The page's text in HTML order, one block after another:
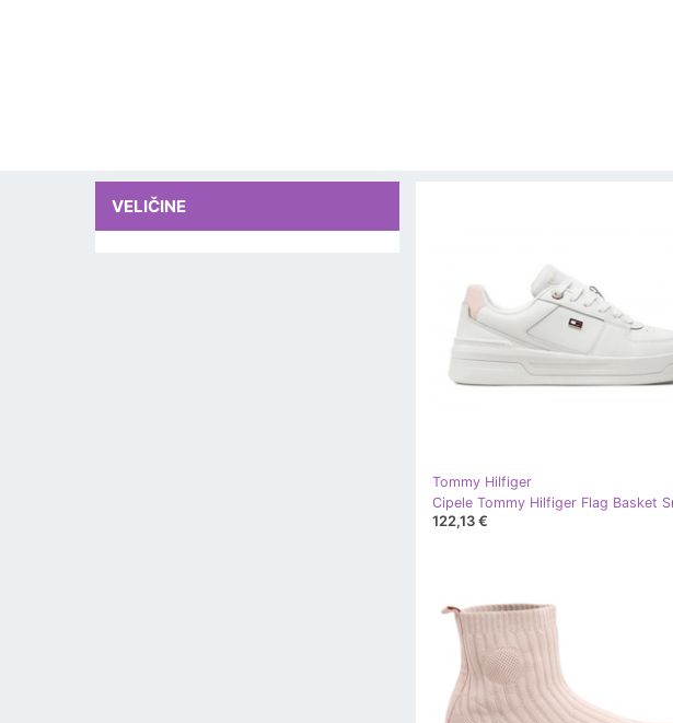
Tommy Hilfiger
122,13 €
VELIČINE